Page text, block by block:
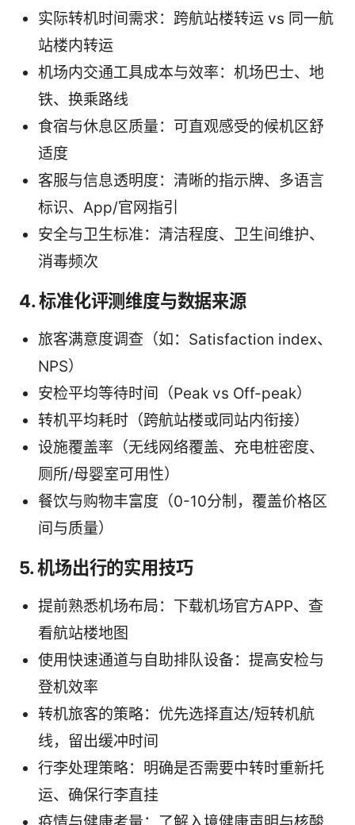
实际转机时间需求：跨航站楼转运 vs 同一航
站楼内转运
机场内交通工具成本与效率：机场巴士、地
铁、换乘路线
食宿与休息区质量：可直观感受的候机区舒
适度
客服与信息透明度：清晰的指示牌、多语言
标识、App/官网指引
安全与卫生标准：清洁程度、卫生间维护、
消毒频次
4. 标准化评测维度与数据来源
旅客满意度调查（如：Satisfaction index、
NPS）
安检平均等待时间（Peak vs Off-peak）
转机平均耗时（跨航站楼或同站内衔接）
设施覆盖率（无线网络覆盖、充电桩密度、
厕所/母婴室可用性）
餐饮与购物丰富度（0-10分制，覆盖价格区
间与质量）
5. 机场出行的实用技巧
提前熟悉机场布局：下载机场官方APP、查
看航站楼地图
使用快速通道与自助排队设备：提高安检与
登机效率
转机旅客的策略：优先选择直达/短转机航
线，留出缓冲时间
行李处理策略：明确是否需要中转时重新托
运、确保行李直挂